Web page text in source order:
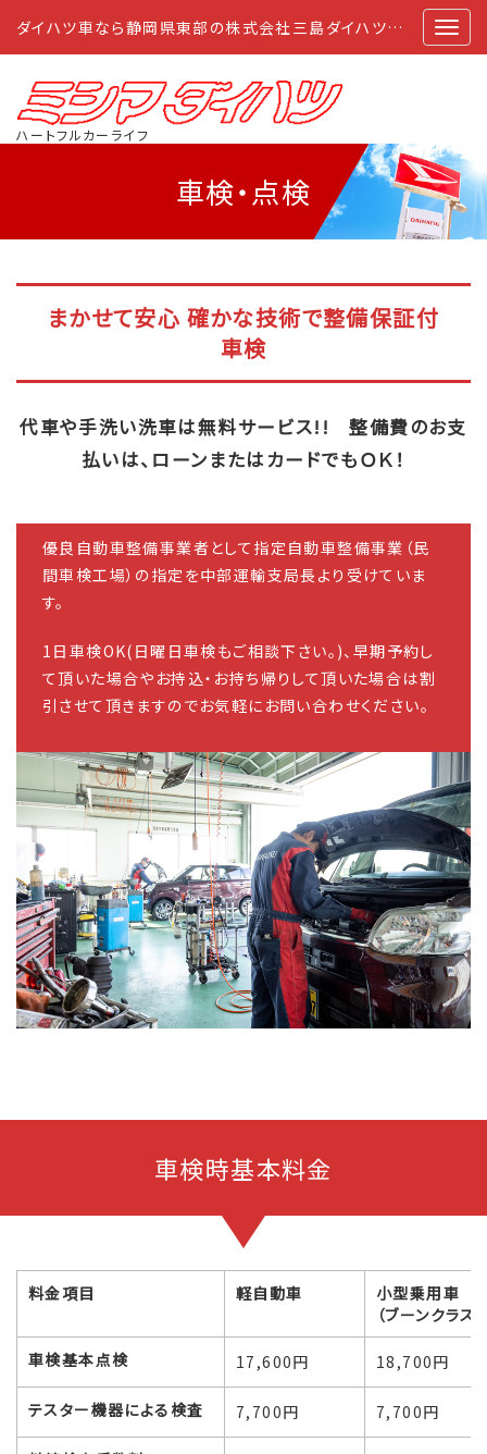
ダイハツ車なら静岡県東部の株式会社三島ダイハツにおまかせ
ハートフルカーライフ
車検・点検
まかせて安心 確かな技術で整備保証付
車検
代車や手洗い洗車は無料サービス!! 整備費のお支
払いは、ローンまたはカードでもＯＫ！
優良自動車整備事業者として指定自動車整備事業（民
間車検工場）の指定を中部運輸支局長より受けていま
す。
1日車検OK(日曜日車検もご相談下さい。)、早期予約し
て頂いた場合やお持込・お持ち帰りして頂いた場合は割
引させて頂きますのでお気軽にお問い合わせください。
車検時基本料金
料金項目 軽自動車
小型乗用車
（ブーンクラス）
車検基本点検 17,600円 18,700円
テスター機器による検査 7,700円 7,700円